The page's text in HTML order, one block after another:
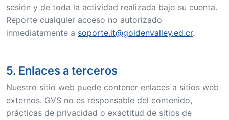
sesión y de toda la actividad realizada bajo su cuenta.
Reporte cualquier acceso no autorizado
inmediatamente a soporte.it@goldenvalley.ed.cr.
5. Enlaces a terceros
Nuestro sitio web puede contener enlaces a sitios web
externos. GVS no es responsable del contenido,
prácticas de privacidad o exactitud de sitios de